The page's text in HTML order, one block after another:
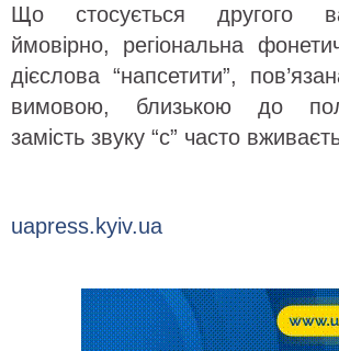
Що стосується другого
ймовірно, регіональна
дієслова “напсетити”,
вимовою, близькою до
замість звуку “с” часто
uapress.kyiv.ua